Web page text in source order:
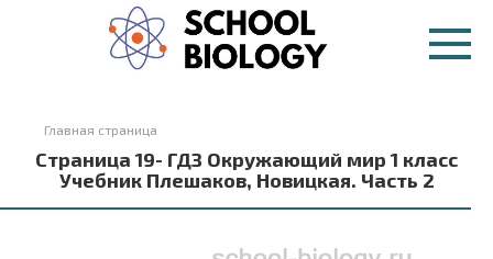
Главная страница
Страница 19- ГДЗ Окружающий мир 1 класс
Учебник Плешаков, Новицкая. Часть 2